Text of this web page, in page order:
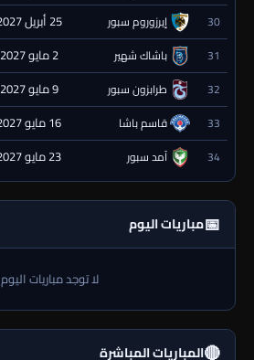
30 إيرزوروم سبور 25 أبريل 2027 - 19:00
31 باشاك شهير 2 مايو 2027 - 20:00
32 طرابزون سبور 9 مايو 2027 - 20:00
33 قاسم باشا 16 مايو 2027 - 20:00
34 آمد سبور 23 مايو 2027 - 20:00
📅مباريات اليوم
لا توجد مباريات اليوم
🔴المباريات المباشرة